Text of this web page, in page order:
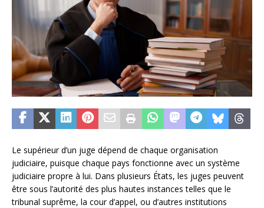
Le supérieur d’un juge dépend de chaque organisation
judiciaire, puisque chaque pays fonctionne avec un système
judiciaire propre à lui. Dans plusieurs États, les juges peuvent
être sous l’autorité des plus hautes instances telles que le
tribunal suprême, la cour d’appel, ou d’autres institutions